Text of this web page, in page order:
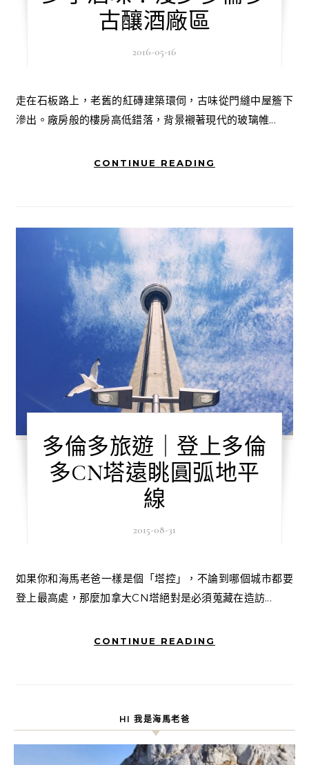
古釀酒廠區
2016-05-16
走在石板路上，老舊的紅磚建築環伺，古味從門縫中屋簷下
滲出。廠房般的樓房高低錯落，背景襯著現代的玻璃帷...
CONTINUE READING
多倫多旅遊｜登上多倫
多CN塔遠眺圓弧地平
線
2015-08-31
如果你和海馬老爸一樣是個「塔控」，不論到哪個城市都要
登上最高處，那麼加拿大CN塔絕對是必須蒐藏在造訪...
CONTINUE READING
HI 我是海馬老爸